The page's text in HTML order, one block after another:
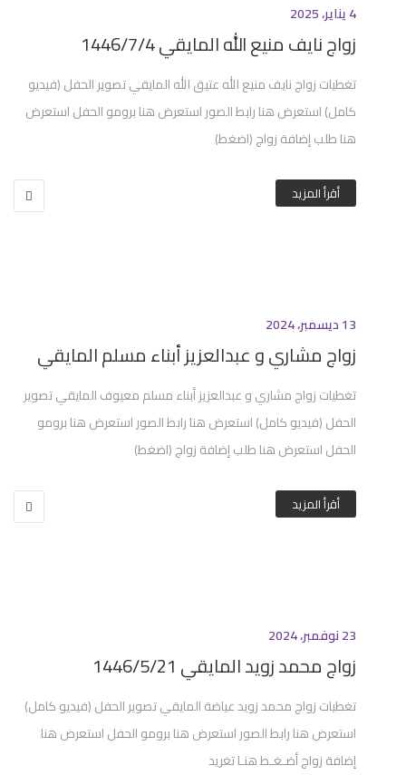
4 يناير، 2025
زواج نايف منيع الله المايقي 1446/7/4
تغطيات زواج نايف منيع الله عتيق الله المايقي تصوير الحفل (فيديو
كامل) استعرض هنا رابط الصور استعرض هنا برومو الحفل استعرض
هنا طلب إضافة زواج (اضغط)
أقرأ المزيد
13 ديسمبر، 2024
زواج مشاري و عبدالعزيز أبناء مسلم المايقي
تغطيات زواج مشاري و عبدالعزيز أبناء مسلم معيوف المايقي تصوير
الحفل (فيديو كامل) استعرض هنا رابط الصور استعرض هنا برومو
الحفل استعرض هنا طلب إضافة زواج (اضغط)
أقرأ المزيد
23 نوفمبر، 2024
زواج محمد زويد المايقي 1446/5/21
تغطيات زواج محمد زويد عياضة المايقي تصوير الحفل (فيديو كامل)
استعرض هنا رابط الصور استعرض هنا برومو الحفل استعرض هنا
إضافة زواج أضـغـط هنـا تغريد